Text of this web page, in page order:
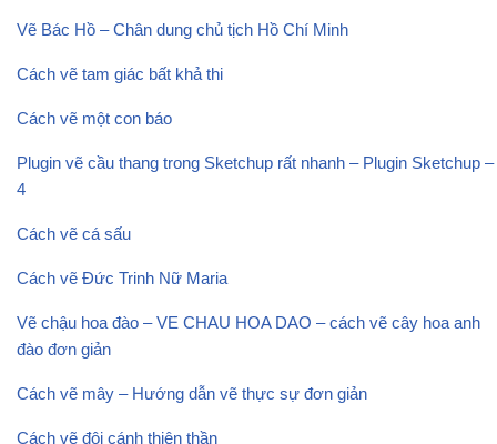
Vẽ Bác Hồ – Chân dung chủ tịch Hồ Chí Minh
Cách vẽ tam giác bất khả thi
Cách vẽ một con báo
Plugin vẽ cầu thang trong Sketchup rất nhanh – Plugin Sketchup –
4
Cách vẽ cá sấu
Cách vẽ Đức Trinh Nữ Maria
Vẽ chậu hoa đào – VE CHAU HOA DAO – cách vẽ cây hoa anh
đào đơn giản
Cách vẽ mây – Hướng dẫn vẽ thực sự đơn giản
Cách vẽ đôi cánh thiên thần